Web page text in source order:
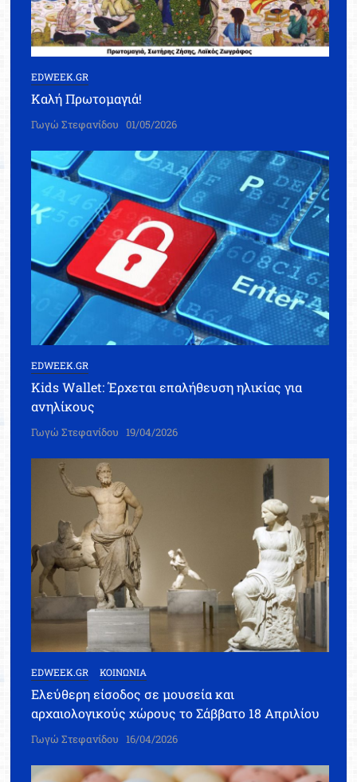
EDWEEK.GR
Καλή Πρωτομαγιά!
Γωγώ Στεφανίδου 01/05/2026
EDWEEK.GR
Kids Wallet: Έρχεται επαλήθευση ηλικίας για
ανηλίκους
Γωγώ Στεφανίδου 19/04/2026
EDWEEK.GR ΚΟΙΝΩΝΙΑ
Ελεύθερη είσοδος σε μουσεία και
αρχαιολογικούς χώρους το Σάββατο 18 Απριλίου
Γωγώ Στεφανίδου 16/04/2026